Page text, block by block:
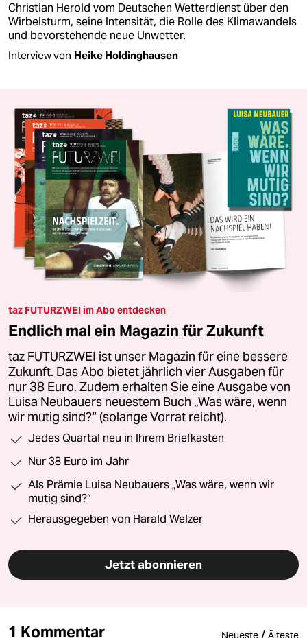
Christian Herold vom Deutschen Wetterdienst über den
Wirbelsturm, seine Intensität, die Rolle des Klimawandels
und bevorstehende neue Unwetter.
Interview von Heike Holdinghausen
taz FUTURZWEI im Abo entdecken
Endlich mal ein Magazin für Zukunft
taz FUTURZWEI ist unser Magazin für eine bessere
Zukunft. Das Abo bietet jährlich vier Ausgaben für
nur 38 Euro. Zudem erhalten Sie eine Ausgabe von
Luisa Neubauers neuestem Buch „Was wäre, wenn
wir mutig sind?“ (solange Vorrat reicht).
Jedes Quartal neu in Ihrem Briefkasten
Nur 38 Euro im Jahr
Als Prämie Luisa Neubauers „Was wäre, wenn wir
mutig sind?“
Herausgegeben von Harald Welzer
Jetzt abonnieren
1 Kommentar Neueste / Älteste